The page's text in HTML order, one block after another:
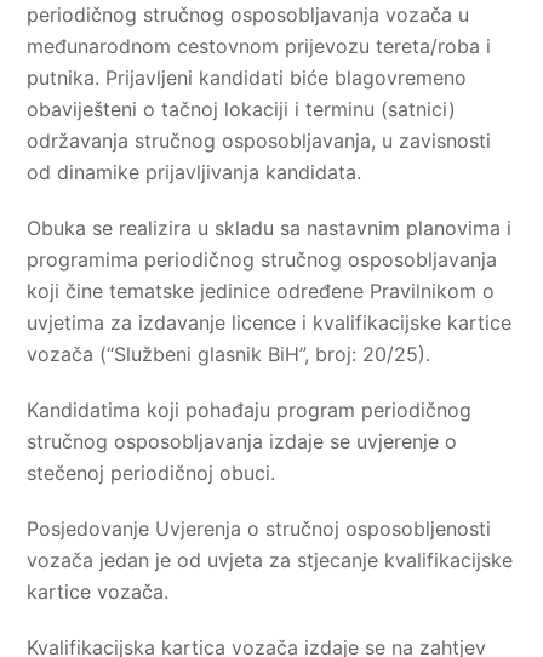
periodičnog stručnog osposobljavanja vozača u
međunarodnom cestovnom prijevozu tereta/roba i
putnika. Prijavljeni kandidati biće blagovremeno
obaviješteni o tačnoj lokaciji i terminu (satnici)
održavanja stručnog osposobljavanja, u zavisnosti
od dinamike prijavljivanja kandidata.
Obuka se realizira u skladu sa nastavnim planovima i
programima periodičnog stručnog osposobljavanja
koji čine tematske jedinice određene Pravilnikom o
uvjetima za izdavanje licence i kvalifikacijske kartice
vozača (“Službeni glasnik BiH”, broj: 20/25).
Kandidatima koji pohađaju program periodičnog
stručnog osposobljavanja izdaje se uvjerenje o
stečenoj periodičnoj obuci.
Posjedovanje Uvjerenja o stručnoj osposobljenosti
vozača jedan je od uvjeta za stjecanje kvalifikacijske
kartice vozača.
Kvalifikacijska kartica vozača izdaje se na zahtjev